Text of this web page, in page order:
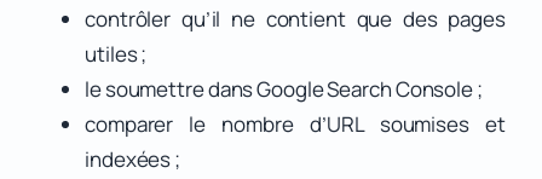
contrôler qu’il ne contient que des pages
utiles ;
le soumettre dans Google Search Console ;
comparer le nombre d’URL soumises et
indexées ;